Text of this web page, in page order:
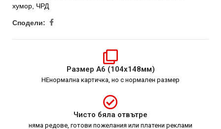
хумор ЧРД
Сподели:
Размер А6 (104х148мм)
НЕнормална картичка, но с нормален размер
Чисто бяла отвътре
няма редове, готови пожелания или платени реклами